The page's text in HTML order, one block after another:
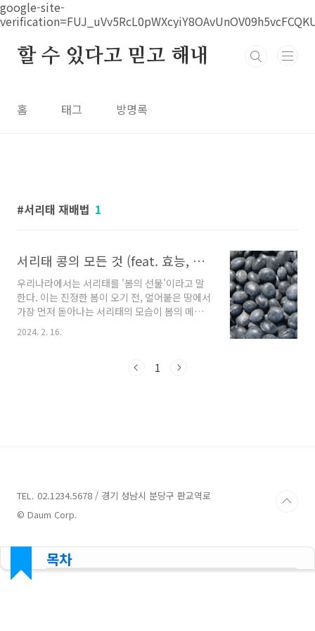
google-site-
본문 바로가기
할 수 있다고 믿고 해내
홈 태그 방명록
서리태 재배법 1
서리태 콩의 모든 것 (feat. 효능, 2배 수확방법)
우리나라에서는 서리태를 '봄의 선물'이라고 말
한다. 이는 진정한 봄이 오기 전, 얼어붙은 땅에서
가장 먼저 돋아나는 서리태의 모습이 봄의 메시
지를 전달하기 때문이다. 서리태의 음식으로서의
가치 서리태는 그 자체로도 맛있는 식재료이지
이용한 전, 국, 찜 등 다양한 요리법이 있으며, 이
2024. 2. 16.
1
TEL. 02.1234.5678 / 경기 성남시 분당구 판교역로
© Daum Corp.
목차